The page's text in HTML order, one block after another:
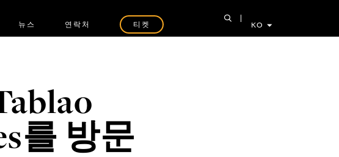
뉴스 연락처 티켓 KO
를 방문